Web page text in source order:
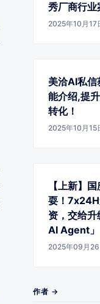
秀厂商行业
2025年10月17
美洽AI私信
能介绍,提
转化！
2025年10月15
【上新】
耍！
资，交给
AI Agent」
2025年09月26
作者 →